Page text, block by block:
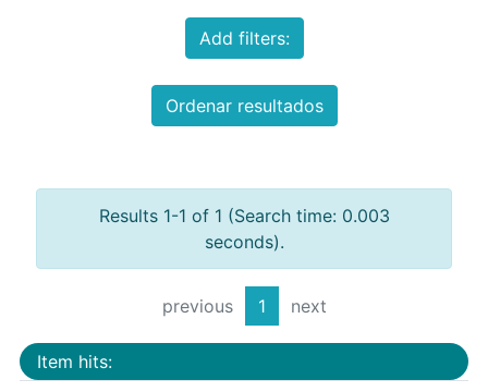
Add filters:
Ordenar resultados
Results 1-1 of 1 (Search time: 0.003
seconds).
previous 1 next
Item hits: